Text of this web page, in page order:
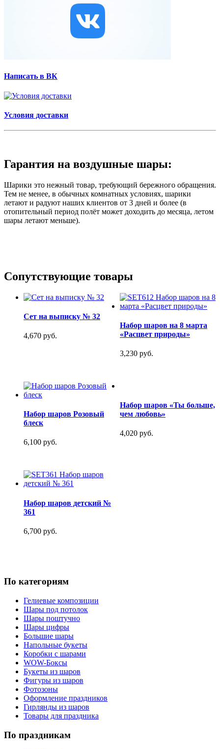
Написать в ВК
Условия доставки
Гарантия на воздушные шары:
Шарики это нежный товар, требующий бережного обращения.
Тем не менее, в обычных комнатных условиях, шарики
летают и радуют наших клиентов от 3 дней и более (в
отопительный период полёт может доходить до месяца, летом
шары летают меньше).
Сопутствующие товары
Сет на выписку № 32
4,670 руб.
Набор шаров на 8 марта
«Расцвет природы»
3,230 руб.
Набор шаров Розовый
блеск
6,100 руб.
Набор шаров «Ты больше,
чем любовь»
4,020 руб.
Набор шаров детский №
361
6,700 руб.
По категориям
Гелиевые композиции
Шары под потолок
Шары поштучно
Шары цифры
Большие шары
Напольные букеты
Коробки с шарами
WOW-Боксы
Букеты из шаров
Фигуры из шаров
Фотозоны
Оформление праздников
Гирлянды из шаров
Товары для праздника
По праздникам